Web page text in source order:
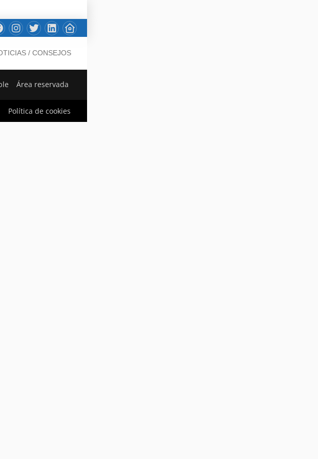
/ CONSEJOS
Área reservada
Política de cookies